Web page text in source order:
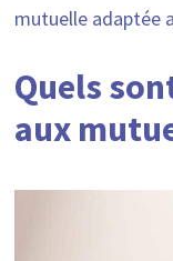
mutuelle adaptée
Quels
aux